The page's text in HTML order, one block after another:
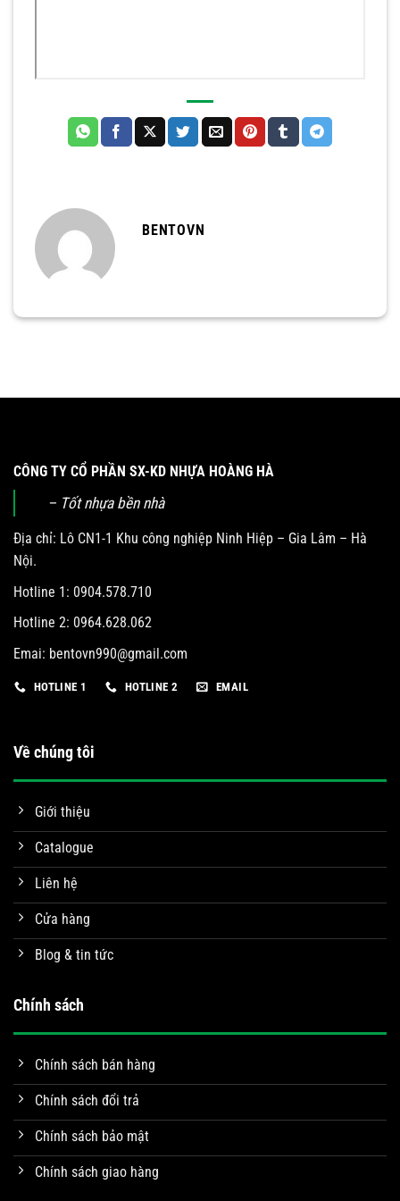
BENTOVN
CÔNG TY CỔ PHẦN SX-KD NHỰA HOÀNG HÀ
– Tốt nhựa bền nhà
Địa chỉ: Lô CN1-1 Khu công nghiệp Ninh Hiệp – Gia Lâm – Hà
Nội.
Hotline 1: 0904.578.710
Hotline 2: 0964.628.062
Emai: bentovn990@gmail.com
HOTLINE 1 HOTLINE 2 EMAIL
Về chúng tôi
Giới thiệu
Catalogue
Liên hệ
Cửa hàng
Blog & tin tức
Chính sách
Chính sách bán hàng
Chính sách đổi trả
Chính sách bảo mật
Chính sách giao hàng